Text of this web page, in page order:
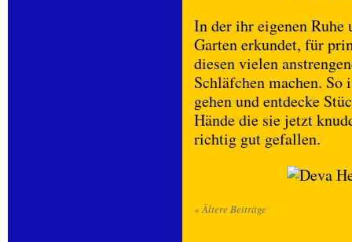
In der ihr eigenen
Garten erkundet, für
diesen vielen
Schläfchen machen.
gehen und entdecke
Hände die sie jetzt
richtig gut gefallen.
«Ältere Beiträge